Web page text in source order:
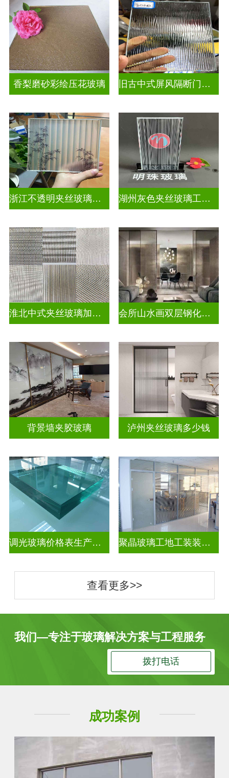
香梨磨砂彩绘压花玻璃 旧古中式屏风隔断门窗彩绘压花玻璃
浙江不透明夹丝玻璃定做 湖州灰色夹丝玻璃工厂招聘
淮北中式夹丝玻璃加工点 会所山水画双层钢化夹胶
背景墙夹胶玻璃 泸州夹丝玻璃多少钱
调光玻璃价格表生产电话 聚晶玻璃工地工装装饰玻璃
查看更多>>
我们—专注于玻璃解决方案与工程服务
拨打电话
成功案例